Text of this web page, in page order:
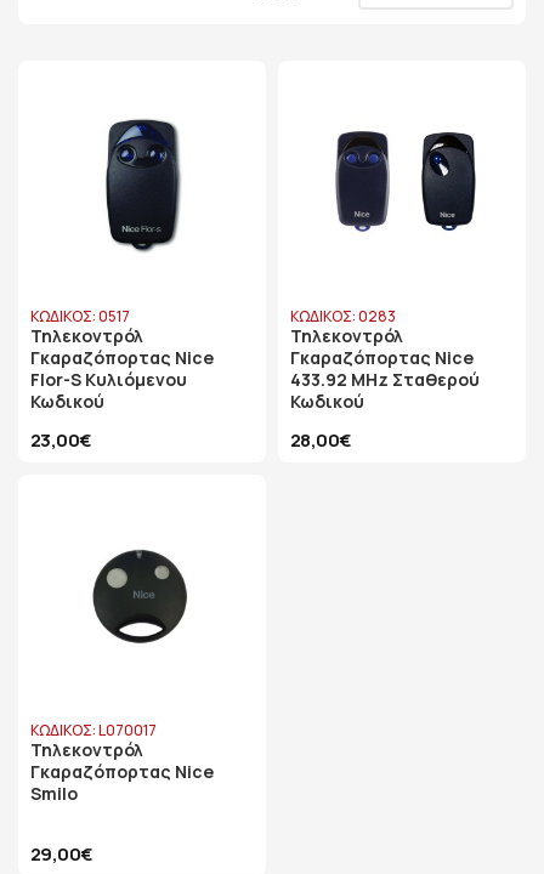
ΚΩΔΙΚΟΣ: 0517
Τηλεκοντρόλ
Γκαραζόπορτας Nice
Flor-S Κυλιόμενου
Κωδικού
23,00€
ΚΩΔΙΚΟΣ: 0283
Τηλεκοντρόλ
Γκαραζόπορτας Nice
433.92 MHz Σταθερού
Κωδικού
28,00€
ΚΩΔΙΚΟΣ: L070017
Τηλεκοντρόλ
Γκαραζόπορτας Nice
Smilo
29,00€